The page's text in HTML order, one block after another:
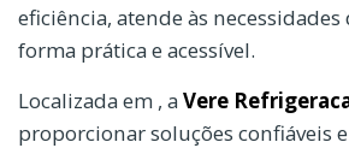
eficiência, atende às
forma prática e acessível.
Localizada em , a Vere
proporcionar soluções confiáveis